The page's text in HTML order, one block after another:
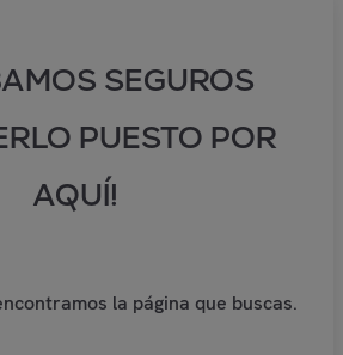
SEGUROS
PUESTO POR
AQUÍ!
la página que buscas.